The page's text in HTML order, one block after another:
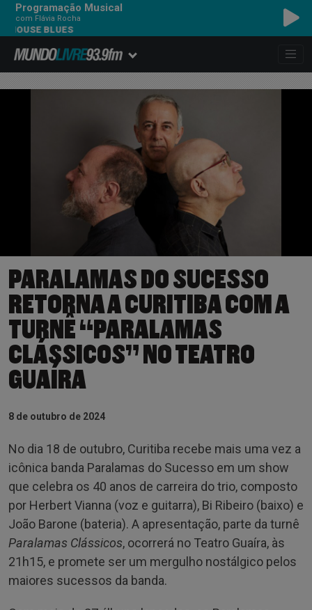
Programação Musical
com Flávia Rocha
BLUES
PARALAMAS DO SUCESSO
RETORNA A CURITIBA COM A
TURNÊ “PARALAMAS
CLÁSSICOS” NO TEATRO
GUAÍRA
8 de outubro de 2024
No dia 18 de outubro, Curitiba recebe mais uma vez a
icônica banda Paralamas do Sucesso em um show
que celebra os 40 anos de carreira do trio, composto
por Herbert Vianna (voz e guitarra), Bi Ribeiro (baixo) e
João Barone (bateria). A apresentação, parte da turnê
Paralamas Clássicos, ocorrerá no Teatro Guaíra, às
21h15, e promete ser um mergulho nostálgico pelos
maiores sucessos da banda.